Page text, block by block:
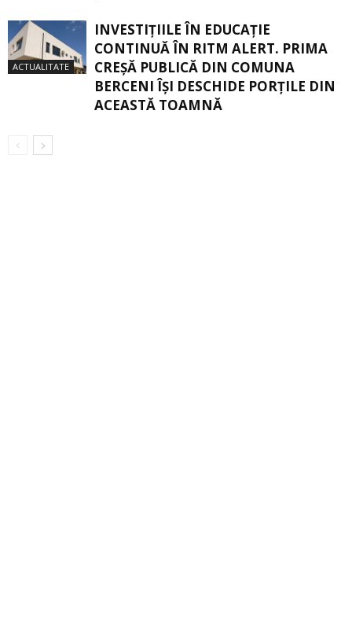
ACTUALITATE
INVESTIȚIILE ÎN EDUCAȚIE
CONTINUĂ ÎN RITM ALERT. PRIMA
CREŞĂ PUBLICĂ DIN COMUNA
BERCENI ÎŞI DESCHIDE PORŢILE DIN
ACEASTĂ TOAMNĂ